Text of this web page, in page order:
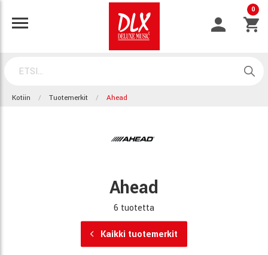
0
Kotiin Tuotemerkit Ahead
Ahead
6 tuotetta
Kaikki tuotemerkit